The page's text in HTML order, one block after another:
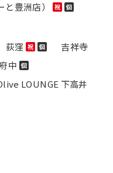
豊洲店）
祝 個
荻窪 祝 個
吉祥寺
府中 個
LOUNGE 下高井